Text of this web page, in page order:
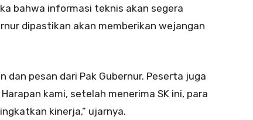
bahwa informasi teknis akan segera
dipastikan akan memberikan wejangan
pesan dari Pak Gubernur. Peserta juga
kami, setelah menerima SK ini, para
kinerja,” ujarnya.